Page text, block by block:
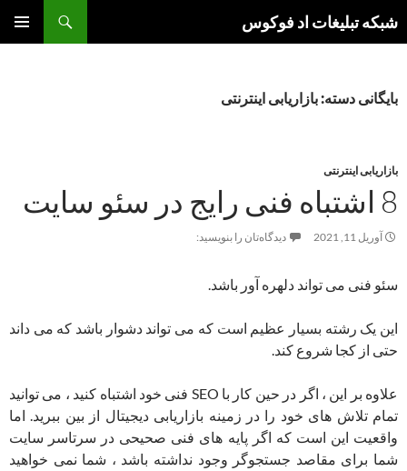
شبکه تبلیغات اد فوکوس
بایگانی دسته: بازاریابی اینترنتی
بازاریابی اینترنتی
8 اشتباه فنی رایج در سئو سایت
آوریل 11, 2021 دیدگاه‌تان را بنویسید:
سئو فنی می تواند دلهره آور باشد.
این یک رشته بسیار عظیم است که می تواند دشوار باشد که می داند
حتی از کجا شروع کند.
علاوه بر این ، اگر در حین کار با SEO فنی خود اشتباه کنید ، می توانید
تمام تلاش های خود را در زمینه بازاریابی دیجیتال از بین ببرید. اما
واقعیت این است که اگر پایه های فنی صحیحی در سرتاسر سایت
شما برای مقاصد جستجوگر وجود نداشته باشد ، شما نمی خواهید